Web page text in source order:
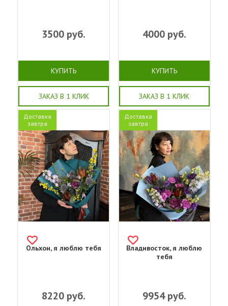
3500 руб.
КУПИТЬ
ЗАКАЗ В 1 КЛИК
4000руб.
КУПИТЬ
ЗАКАЗ В 1 КЛИК
Доставка
завтра
Ольхон, я люблю тебя
8220 руб.
Доставка
завтра
Владивосток, я люблю
тебя
9954руб.